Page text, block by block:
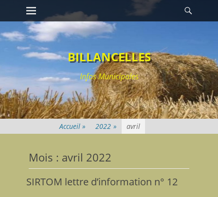
Passer
au
contenu
Premier menu
BILLANCELLES
Infos Municipales
2022 » avril
Mois : avril 2022
SIRTOM lettre d’information n° 12